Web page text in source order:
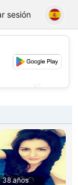
sesión
38 años